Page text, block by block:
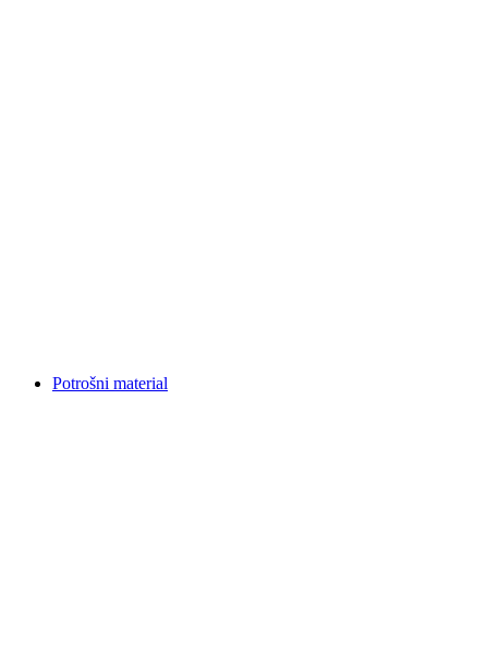
Potrošni material